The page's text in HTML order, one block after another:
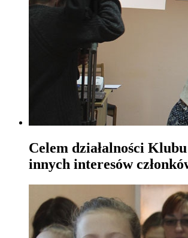
Celem działalności
innych interesów